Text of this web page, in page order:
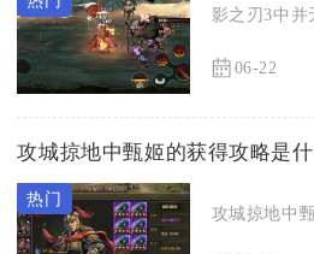
影之刃3中
06-22
攻城掠地中甄姬的获得攻略是
攻城掠地中